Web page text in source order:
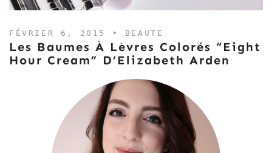
FÉVRIER 6, 2015 • BEAUTE
Les Baumes À Lèvres Colorés “Eight
Hour Cream” D’Elizabeth Arden